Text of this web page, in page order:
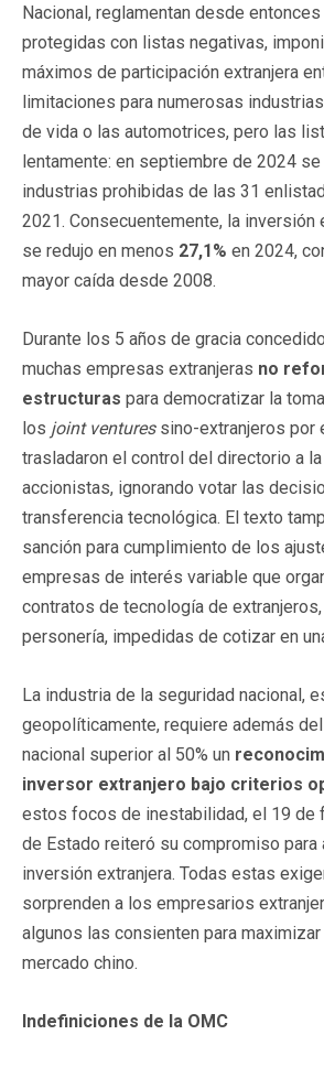
Nacional, reglamentan desde
protegidas con listas negativas,
máximos de participación extranjera
limitaciones para numerosas
de vida o las automotrices, pero las
lentamente: en septiembre de 2024
industrias prohibidas de las 31
2021. Consecuentemente, la inversión
se redujo en menos 27,1% en 2024,
mayor caída desde 2008.
Durante los 5 años de gracia
muchas empresas extranjeras no
estructuras para democratizar la
los joint venturessino-extranjeros por
trasladaron el control del directorio a
accionistas, ignorando votar las
transferencia tecnológica. El texto
sanción para cumplimiento de los
empresas de interés variable que
contratos de tecnología de
personería, impedidas de cotizar en
La industria de la seguridad nacional,
geopolíticamente, requiere además
nacional superior al 50% un
inversor extranjero bajo criterios
estos focos de inestabilidad, el 19 de
de Estado reiteró su compromiso para
inversión extranjera. Todas estas
sorprenden a los empresarios
algunos las consienten para
mercado chino.
Indefiniciones de la OMC